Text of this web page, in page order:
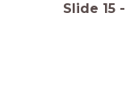
Slide 15 -